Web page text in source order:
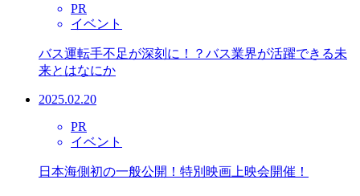
PR
イベント
バス運転手不足が深刻に！？バス業界が活躍できる未
来とはなにか
2025.02.20
PR
イベント
日本海側初の一般公開！特別映画上映会開催！